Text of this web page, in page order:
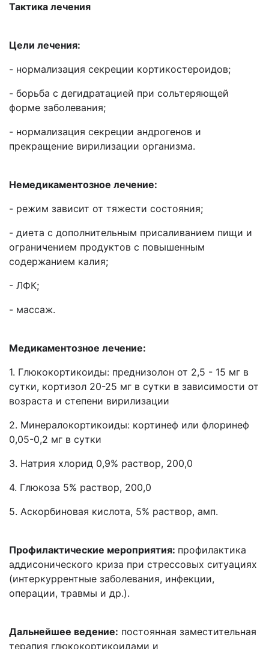
Тактика лечения
Цели лечения:
- нормализация секреции кортикостероидов;
- борьба с дегидратацией при сольтеряющей
форме заболевания;
- нормализация секреции андрогенов и
прекращение вирилизации организма.
Немедикаментозное лечение:
- режим зависит от тяжести состояния;
- диета с дополнительным присаливанием пищи и
ограничением продуктов с повышенным
содержанием калия;
- ЛФК;
- массаж.
Медикаментозное лечение:
1. Глюкокортикоиды: преднизолон от 2,5 - 15 мг в
сутки, кортизол 20-25 мг в сутки в зависимости от
возраста и степени вирилизации
2. Минералокортикоиды: кортинеф или флоринеф
0,05-0,2 мг в сутки
3. Натрия хлорид 0,9% раствор, 200,0
4. Глюкоза 5% раствор, 200,0
5. Аскорбиновая кислота, 5% раствор, амп.
Профилактические мероприятия: профилактика
аддисонического криза при стрессовых ситуациях
(интеркуррентные заболевания, инфекции,
операции, травмы и др.).
Дальнейшее ведение: постоянная заместительная
терапия глюкокортикоидами и